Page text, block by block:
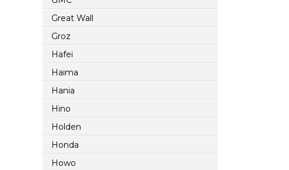
Great Wall
Groz
Hafei
Haima
Hania
Hino
Holden
Honda
Howo